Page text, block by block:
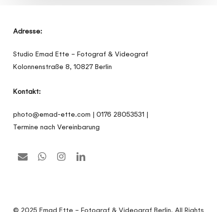
Adresse:
Studio Emad Ette – Fotograf & Videograf
Kolonnenstraße 8, 10827 Berlin
Kontakt:
photo@emad-ette.com | 0176 28053531 |
Termine nach Vereinbarung
© 2025 Emad Ette – Fotograf & Videograf Berlin. All Rights